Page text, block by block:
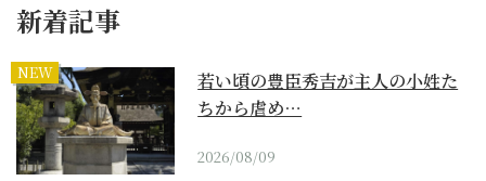
新着記事
NEW
若い頃の豊臣秀吉が主人の小姓た
ちから虐め…
2026/08/09